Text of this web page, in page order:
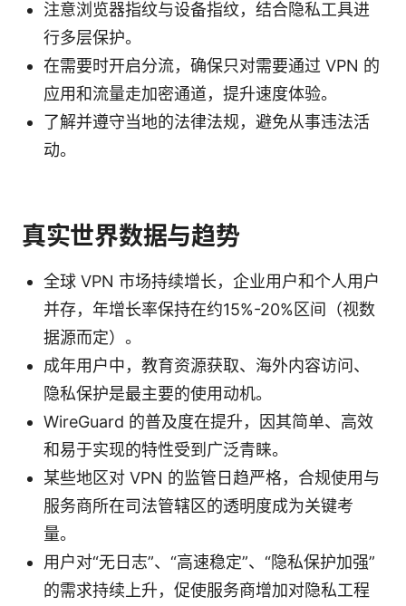
注意浏览器指纹与设备指纹，结合隐私工具进
行多层保护。
在需要时开启分流，确保只对需要通过 VPN 的
应用和流量走加密通道，提升速度体验。
了解并遵守当地的法律法规，避免从事违法活
动。
真实世界数据与趋势
全球 VPN 市场持续增长，企业用户和个人用户
并存，年增长率保持在约15%-20%区间（视数
据源而定）。
成年用户中，教育资源获取、海外内容访问、
隐私保护是最主要的使用动机。
WireGuard 的普及度在提升，因其简单、高效
和易于实现的特性受到广泛青睐。
某些地区对 VPN 的监管日趋严格，合规使用与
服务商所在司法管辖区的透明度成为关键考
量。
用户对“无日志”、“高速稳定”、“隐私保护加强”
的需求持续上升，促使服务商增加对隐私工程